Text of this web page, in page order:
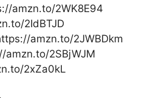
amzn.to/2WK8E94
2IdBTJD
amzn.to/2JWBDkm
amzn.to/2SBjWJM
2xZa0kL